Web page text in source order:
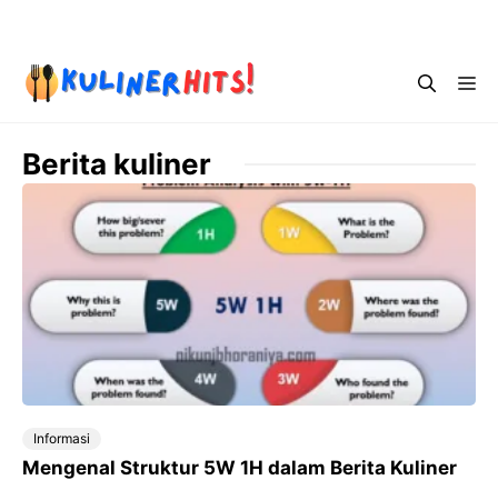
content
Berita kuliner
Informasi
Mengenal Struktur 5W 1H dalam Berita Kuliner